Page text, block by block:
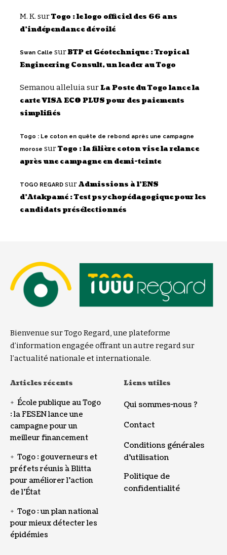
M. K. surTogo : le logo officiel des 66 ans
d’indépendance dévoilé
Swan Calle surBTP et Géotechnique : Tropical
Engineering Consult, un leader au Togo
Semanou alleluiasurLa Poste du Togo lance la
carte VISA ECO PLUS pour des paiements
simplifiés
Togo : Le coton en quête de rebond après une campagne
morose surTogo : la filière coton vise la relance
après une campagne en demi-teinte
TOGO REGARD surAdmissions à l’ENS
d’Atakpamé : Test psychopédagogique pour les
candidats présélectionnés
Bienvenue sur Togo Regard, une plateforme
d’information engagée offrant un autre regard sur
l’actualité nationale et internationale.
Articles récents
École publique au Togo
: la FESEN lance une
campagne pour un
meilleur financement
Togo : gouverneurs et
préfets réunis à Blitta
pour améliorer l’action
de l’État
Togo : un plan national
pour mieux détecter les
épidémies
Liens utiles
Qui sommes-nous ?
Contact
Conditions générales
d’utilisation
Politique de
confidentialité